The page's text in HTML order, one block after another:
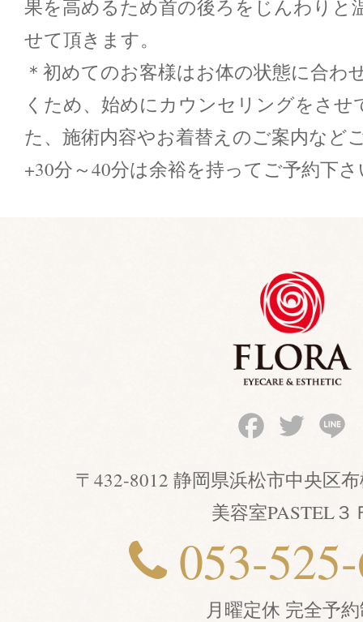
果を高めるため首の後ろをじんわりと
せて頂きます。
＊初めてのお客様はお体の状態に合わ
くため、始めにカウンセリングをさ
た、施術内容やお着替えのご案内など
+30分～40分は余裕を持ってご予約下
Facebook Twitter
〒432-8012 静岡県浜松市中央区
美容室PASTEL３
053-
月曜定休 完全予